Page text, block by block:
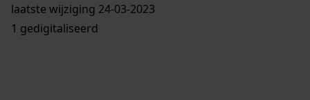
laatste wijziging 24-03-2023
1 gedigitaliseerd